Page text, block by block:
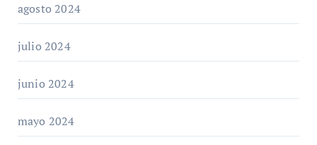
agosto 2024
julio 2024
junio 2024
mayo 2024